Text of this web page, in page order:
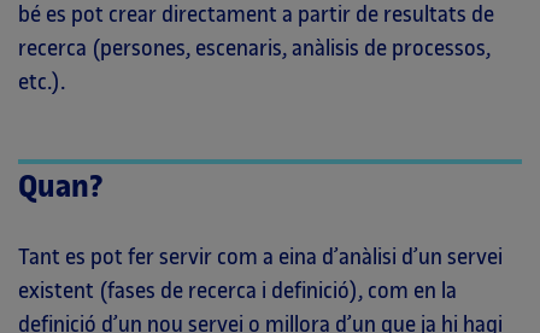
bé es pot crear directament a partir de resultats de
recerca (persones, escenaris, anàlisis de processos,
etc.).
Quan?
Tant es pot fer servir com a eina d’anàlisi d’un servei
existent (fases de recerca i definició), com en la
definició d’un nou servei o millora d’un que ja hi hagi